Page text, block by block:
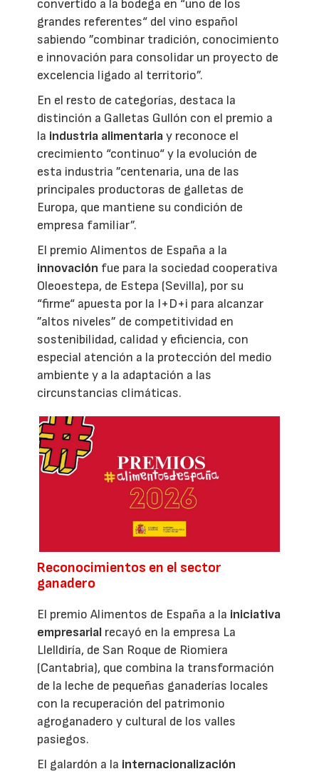
convertido a la bodega en “uno de los
grandes referentes“ del vino español
sabiendo ”combinar tradición, conocimiento
e innovación para consolidar un proyecto de
excelencia ligado al territorio”.
En el resto de categorías, destaca la
distinción a Galletas Gullón con el premio a
la industria alimentariay reconoce el
crecimiento “continuo“ y la evolución de
esta industria ”centenaria, una de las
principales productoras de galletas de
Europa, que mantiene su condición de
empresa familiar”.
El premio Alimentos de España a la
innovación fue para la sociedad cooperativa
Oleoestepa, de Estepa (Sevilla), por su
“firme“ apuesta por la I+D+i para alcanzar
”altos niveles” de competitividad en
sostenibilidad, calidad y eficiencia, con
especial atención a la protección del medio
ambiente y a la adaptación a las
circunstancias climáticas.
Reconocimientos en el sector
ganadero
El premio Alimentos de España a la iniciativa
empresarial recayó en la empresa La
Llelldiría, de San Roque de Riomiera
(Cantabria), que combina la transformación
de la leche de pequeñas ganaderías locales
con la recuperación del patrimonio
agroganadero y cultural de los valles
pasiegos.
El galardón a la internacionalización